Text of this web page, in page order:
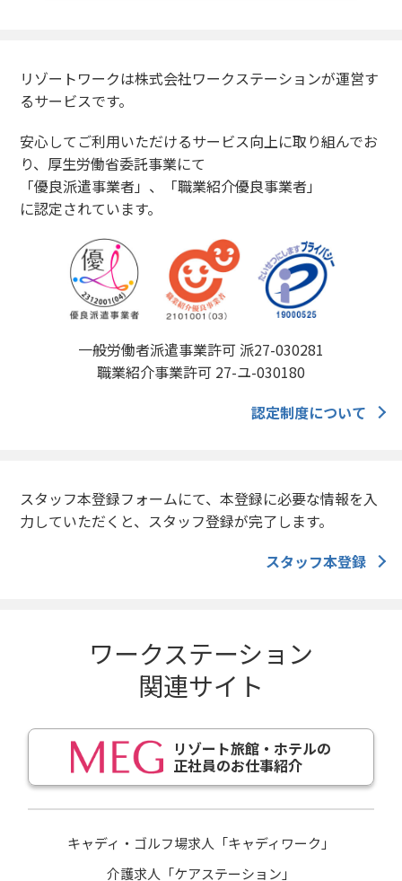
リゾートワークは株式会社ワークステーションが運営す
るサービスです。
安心してご利用いただけるサービス向上に取り組んでお
り、厚生労働省委託事業にて
「優良派遣事業者」、「職業紹介優良事業者」
に認定されています。
一般労働者派遣事業許可 派27-030281
職業紹介事業許可 27-ユ-030180
認定制度について
スタッフ本登録フォームにて、本登録に必要な情報を入
力していただくと、スタッフ登録が完了します。
スタッフ本登録
ワークステーション
関連サイト
リゾート旅館・ホテルの
正社員のお仕事紹介
キャディ・ゴルフ場求人「キャディワーク」
介護求人「ケアステーション」